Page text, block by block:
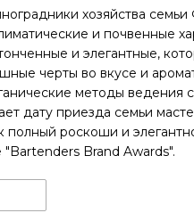
хозяйства
и почвенные
и элегантные,
черты во вкусе и
методы ведения
дату приезда семьи
полный роскоши и
Brand Awards".